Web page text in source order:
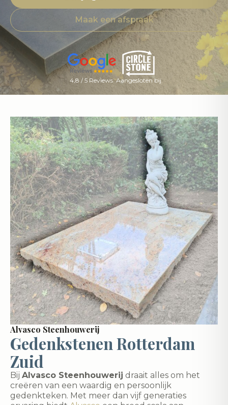
Maak een afspraak
4,8 / 5 Reviews Aangesloten bij
Alvasco Steenhouwerij
Gedenkstenen Rotterdam
Zuid
Bij Alvasco Steenhouwerij draait alles om het
creëren van een waardig en persoonlijk
gedenkteken. Met meer dan vijf generaties